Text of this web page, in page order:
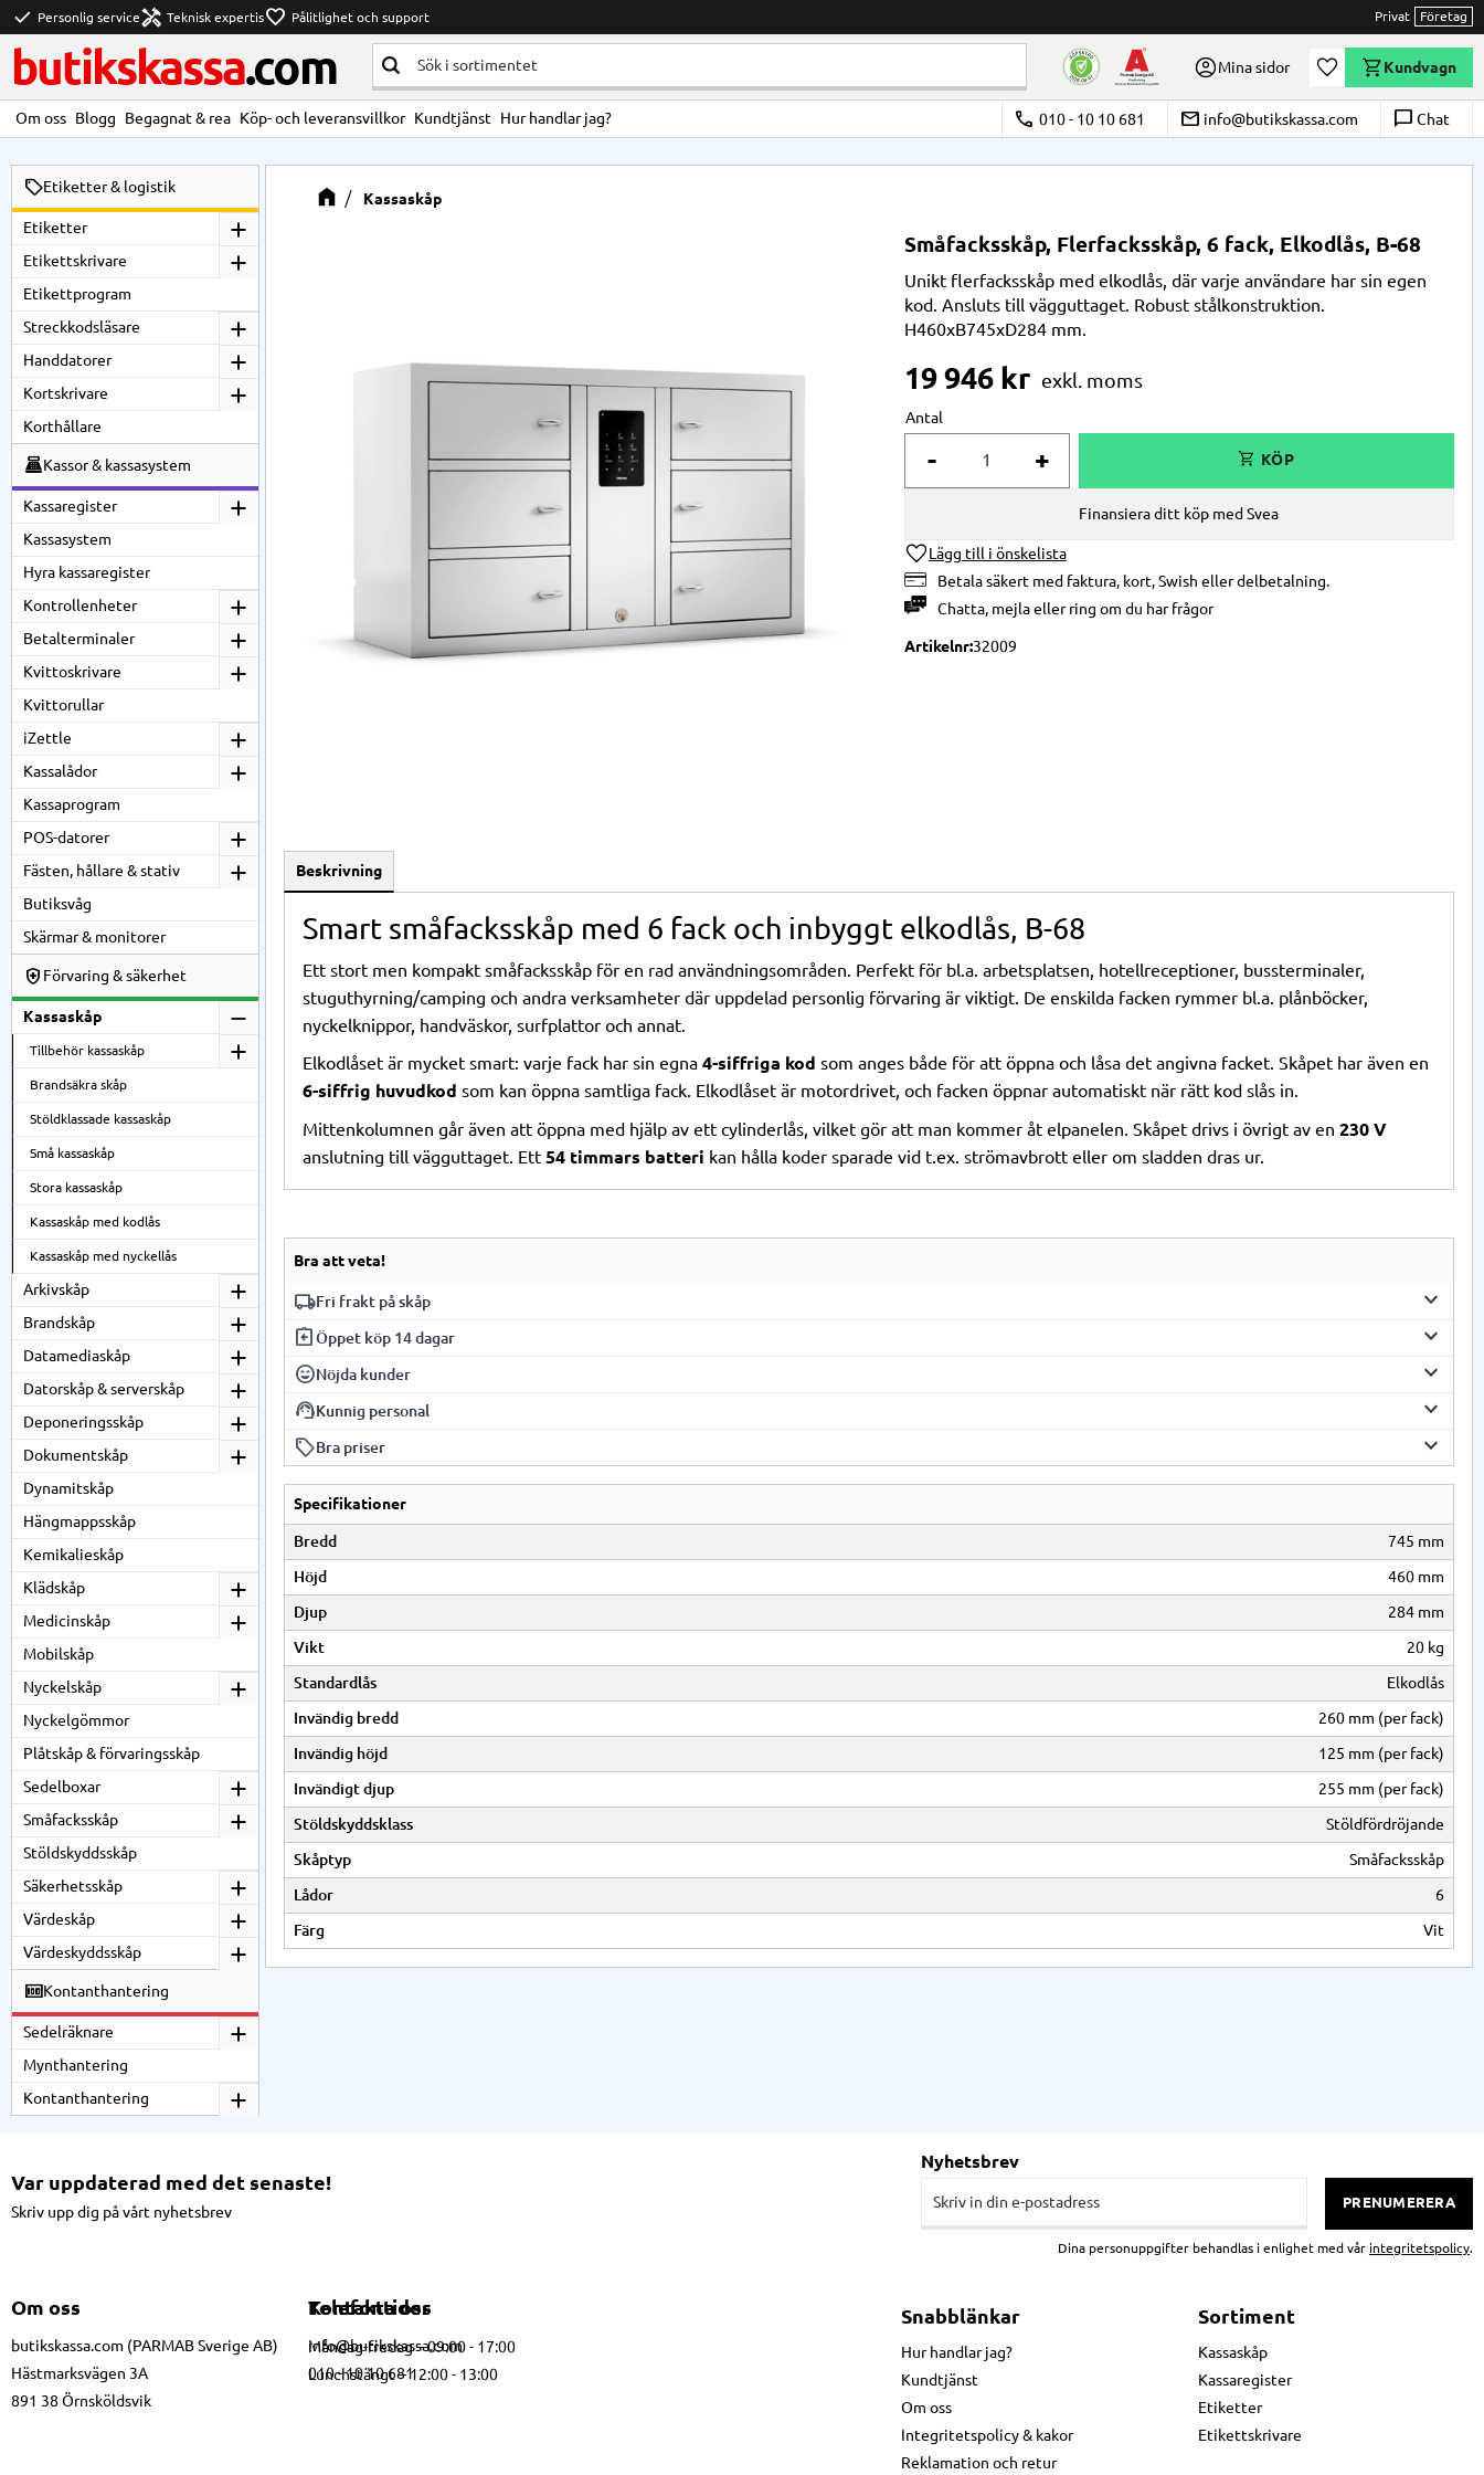
check Personlig servicehandyman Teknisk expertisfavorite Pålitlighet och support Privat Företag
butikskassa.com Mina sidor Önskelista
Kundvagn
Om oss Blogg Begagnat & rea Köp- och leveransvillkor Kundtjänst Hur handlar jag? call 010 - 10 10 681 email info@butikskassa.com chat_bubble_outline Chat
Kassaskåp
Småfacksskåp, Flerfacksskåp, 6 fack, Elkodlås, B-68
Unikt flerfacksskåp med elkodlås, där varje användare har sin egen
kod. Ansluts till vägguttaget. Robust stålkonstruktion.
H460xB745xD284 mm.
19 946kr
Antal
+
-
Lägg till i önskelista
Betala säkert med faktura, kort, Swish eller delbetalning.
Chatta, mejlaellerring om du har frågor
Finansiera ditt köp med Svea
Artikelnr32009
Beskrivning
Smart småfacksskåp med 6 fack och inbyggt elkodlås, B-68
Ett stort men kompakt småfacksskåp för en rad användningsområden. Perfekt för bl.a. arbetsplatsen, hotellreceptioner, bussterminaler,
stuguthyrning/camping och andra verksamheter där uppdelad personlig förvaring är viktigt. De enskilda facken rymmer bl.a. plånböcker,
nyckelknippor, handväskor, surfplattor och annat.
Elkodlåset är mycket smart: varje fack har sin egna 4-siffriga kod som anges både för att öppna och låsa det angivna facket. Skåpet har även en
6-siffrig huvudkod som kan öppna samtliga fack. Elkodlåset är motordrivet, och facken öppnar automatiskt när rätt kod slås in.
Mittenkolumnen går även att öppna med hjälp av ett cylinderlås, vilket gör att man kommer åt elpanelen. Skåpet drivs i övrigt av en 230 V
anslutning till vägguttaget. Ett 54 timmars batteri kan hålla koder sparade vid t.ex. strömavbrott eller om sladden dras ur.
Bra att veta!
local_shippingFri frakt på skåp keyboard_arrow_down
Vi har fri frakt på alla våra skåp. Frakten gäller fram till gatuadress (ej inbärning). Leveranstiden på våra skåp är normalt 2-4 vardagar
beroende på skåpmodell, ort och lagerstatus. Som regel hinner vi skicka våra skåp nästa dag.
assignment_returnÖppet köp 14 dagar keyboard_arrow_down
Du har 14 dagars öppet köp på alla våra produkter. Produkterna ska vara i originalförpackning och i nyskick för att returneras.
sentiment_very_satisfiedNöjda kunder keyboard_arrow_down
Vi är stolta över våra nöjda kunder och arbetar ständigt för att förbättra vår service och produktkvalitet.
support_agentKunnig personal keyboard_arrow_down
Vår personal har gedigen kunskap om våra produkter och kan hjälpa dig att hitta rätt lösning för dina behov.
local_offerBra priser keyboard_arrow_down
Vi erbjuder konkurrenskraftiga priser på alla våra produkter utan att kompromissa med kvaliteten.
Specifikationer
Bredd
745 mm
Höjd
460 mm
Djup
284 mm
Vikt
20 kg
Standardlås
Elkodlås
Invändig bredd
260 mm (per fack)
Invändig höjd
125 mm (per fack)
Invändigt djup
255 mm (per fack)
Stöldskyddsklass
Stöldfördröjande
Skåptyp
Småfacksskåp
Lådor
6
Färg
Vit
Etiketter & logistik
Etiketter
Etikettskrivare
Etikettprogram
Streckkodsläsare
Handdatorer
Kortskrivare
Korthållare
Kassor & kassasystem
Kassaregister
Kassasystem
Hyra kassaregister
Kontrollenheter
Betalterminaler
Kvittoskrivare
Kvittorullar
iZettle
Kassalådor
Kassaprogram
POS-datorer
Fästen, hållare & stativ
Butiksvåg
Skärmar & monitorer
Förvaring & säkerhet
Kassaskåp
Tillbehör kassaskåp
Brandsäkra skåp
Stöldklassade kassaskåp
Små kassaskåp
Stora kassaskåp
Kassaskåp med kodlås
Kassaskåp med nyckellås
Arkivskåp
Brandskåp
Datamediaskåp
Datorskåp & serverskåp
Deponeringsskåp
Dokumentskåp
Dynamitskåp
Hängmappsskåp
Kemikalieskåp
Klädskåp
Medicinskåp
Mobilskåp
Nyckelskåp
Nyckelgömmor
Plåtskåp & förvaringsskåp
Sedelboxar
Småfacksskåp
Stöldskyddsskåp
Säkerhetsskåp
Värdeskåp
Värdeskyddsskåp
Kontanthantering
Sedelräknare
Mynthantering
Kontanthantering
Var uppdaterad med det senaste!
Skriv upp dig på vårt nyhetsbrev
Nyhetsbrev
PRENUMERERA
Dina personuppgifter behandlas i enlighet med vår integritetspolicy.
Om oss
butikskassa.com (PARMAB Sverige AB)
Hästmarksvägen 3A
891 38 Örnsköldsvik
Kontakta oss
info@butikskassa.com
010 - 10 10 681
Telefontider
Måndag-fredag – 09:00 - 17:00
Lunchstängt – 12:00 - 13:00
Snabblänkar
Hur handlar jag?
Kundtjänst
Om oss
Integritetspolicy & kakor
Reklamation och retur
Sortiment
Kassaskåp
Kassaregister
Etiketter
Etikettskrivare